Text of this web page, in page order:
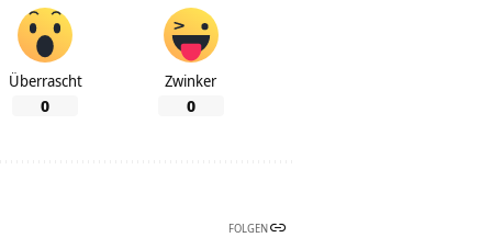
Überrascht
0
Zwinker
0
FOLGEN